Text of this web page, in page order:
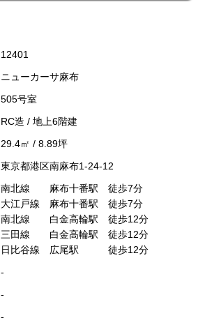
12401
ニューカーサ麻布
505号室
RC造 / 地上6階建
29.4㎡ / 8.89坪
東京都港区南麻布1-24-12
南北線 麻布十番駅 徒歩7分
大江戸線 麻布十番駅 徒歩7分
南北線 白金高輪駅 徒歩12分
三田線 白金高輪駅 徒歩12分
日比谷線 広尾駅 徒歩12分
-
-